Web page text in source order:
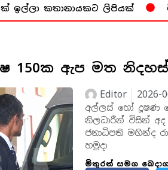
කතානායකට ලිපියක්
150ක ඇප මත නිදහස්
Editor 2026-
අල්ලස් හෝ දූෂණ
නිලධාරීන් විසින්
ජනාධිපති මහින්ද
හමුදා
මිතුරන් සමග